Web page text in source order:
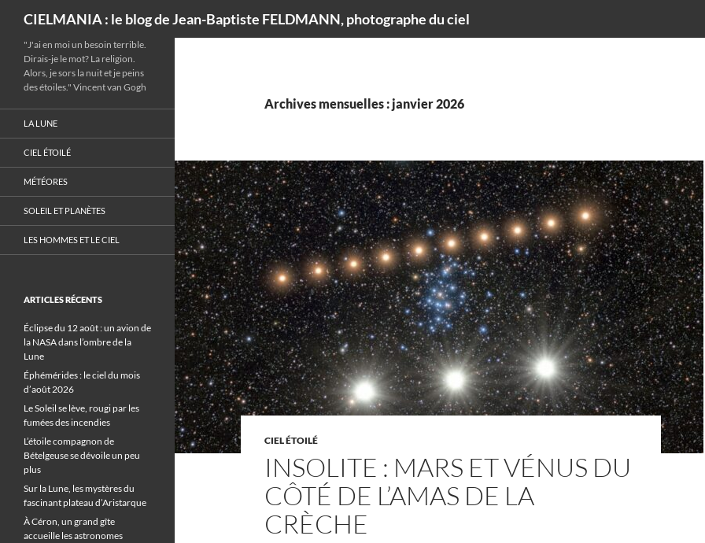
CIELMANIA : le blog de Jean-Baptiste FELDMANN, photographe du ciel
Archives mensuelles : janvier 2026
CIEL ÉTOILÉ
INSOLITE : MARS ET VÉNUS DU
CÔTÉ DE L’AMAS DE LA
CRÈCHE
"J'ai en moi un besoin terrible.
Dirais-je le mot? La religion.
Alors, je sors la nuit et je peins
des étoiles." Vincent van Gogh
LA LUNE
CIEL ÉTOILÉ
MÉTÉORES
SOLEIL ET PLANÈTES
LES HOMMES ET LE CIEL
ARTICLES RÉCENTS
Éclipse du 12 août : un avion de
la NASA dans l’ombre de la
Lune
Éphémérides : le ciel du mois
d’août 2026
Le Soleil se lève, rougi par les
fumées des incendies
L’étoile compagnon de
Bételgeuse se dévoile un peu
plus
Sur la Lune, les mystères du
fascinant plateau d’Aristarque
À Céron, un grand gîte
accueille les astronomes